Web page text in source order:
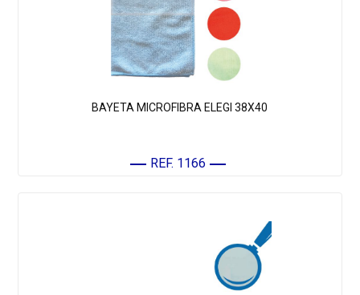
BAYETA MICROFIBRA ELEGI 38X40
REF. 1166